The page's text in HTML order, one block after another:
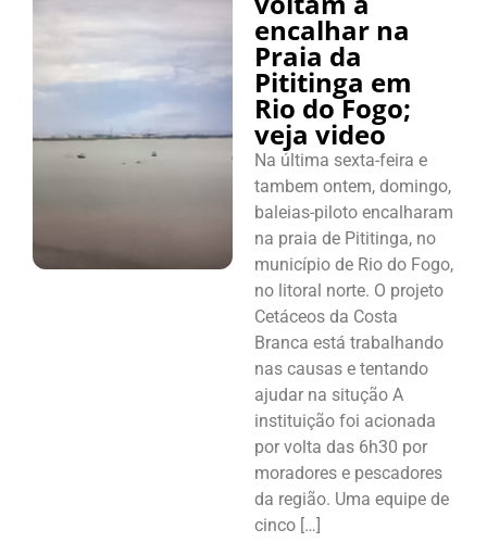
encalhar na
Praia da
Pititinga em
Rio do Fogo;
veja video
Na última sexta-feira e
tambem ontem, domingo,
baleias-piloto encalharam
na praia de Pititinga, no
município de Rio do Fogo,
no litoral norte. O projeto
Cetáceos da Costa
Branca está trabalhando
nas causas e tentando
ajudar na situção A
instituição foi acionada
por volta das 6h30 por
moradores e pescadores
da região. Uma equipe de
cinco […]